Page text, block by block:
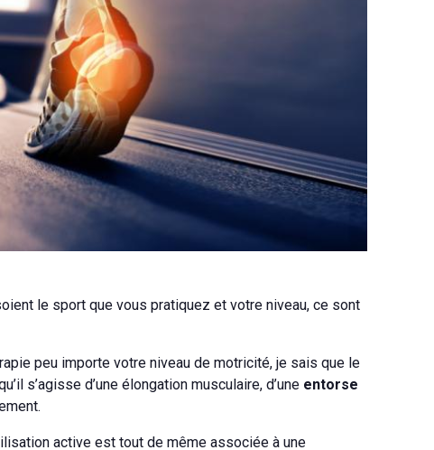
le sport que vous pratiquez et votre niveau, ce sont
peu importe votre niveau de motricité, je sais que le
s’agisse d’une élongation musculaire, d’une entorse
active est tout de même associée à une